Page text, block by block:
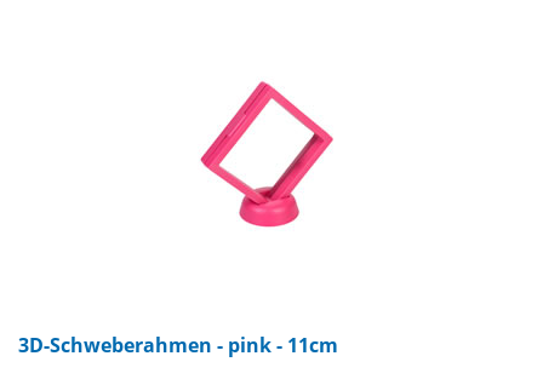
3D-Schweberahmen - pink - 11cm